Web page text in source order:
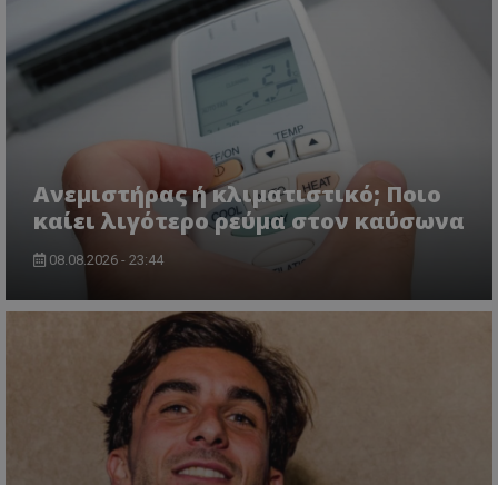
Ανεμιστήρας ή κλιματιστικό; Ποιο
καίει λιγότερο ρεύμα στον καύσωνα
08.08.2026 - 23:44